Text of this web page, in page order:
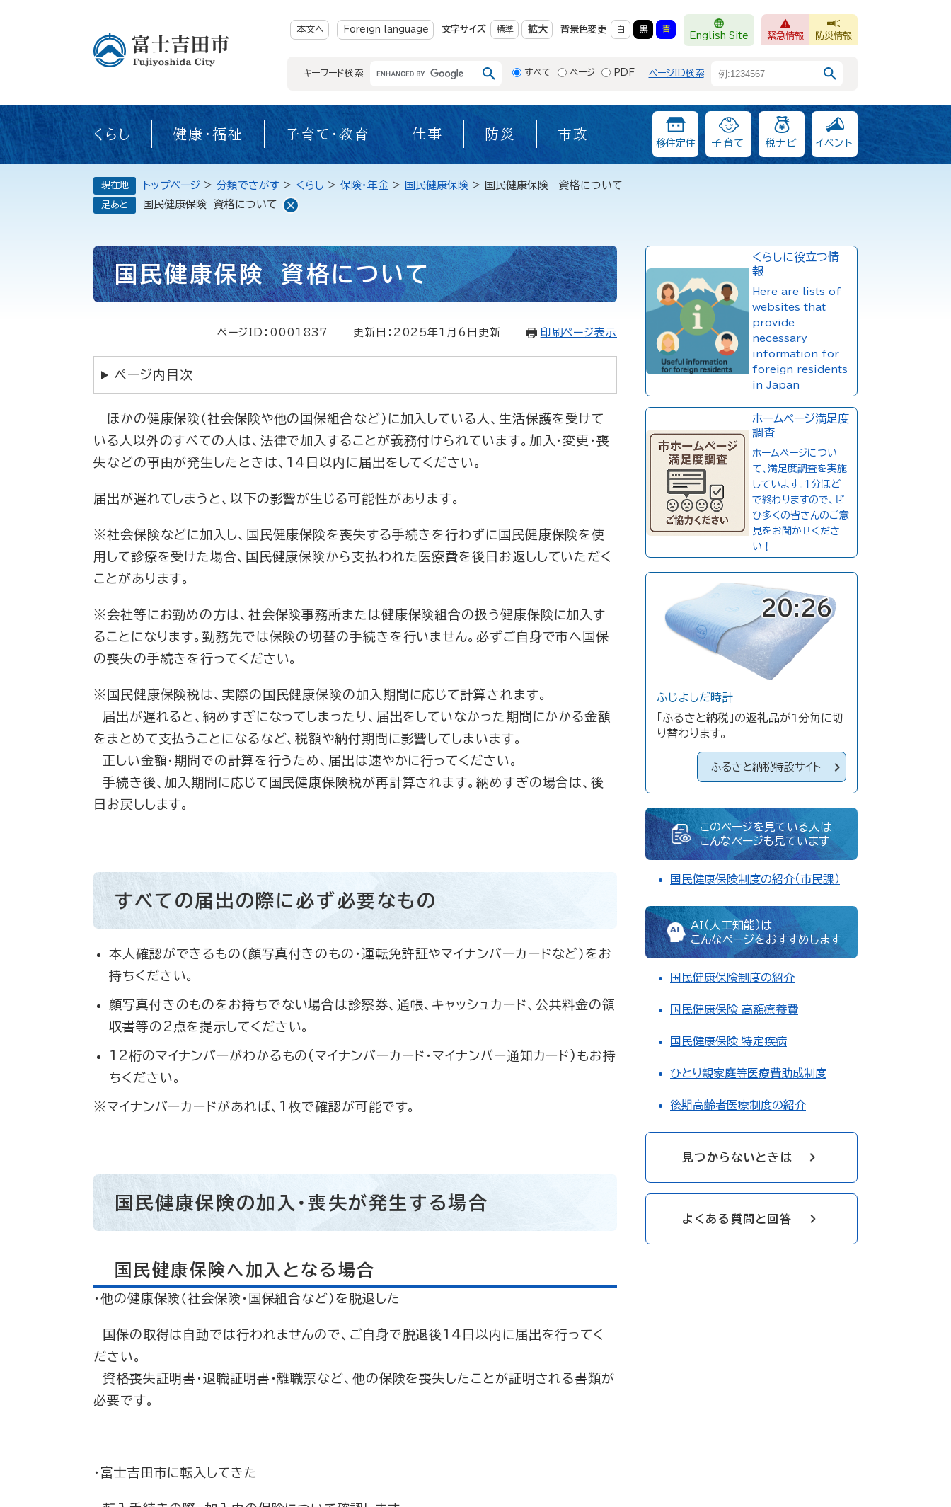
本文へ Foreign language 文字サイズ 標準 拡大 背景色変更 白 黒 青
English Site 緊急情報 防災情報
キーワード検索 すべて ページ PDF ページID検索
くらし 健康・福祉 子育て・教育 仕事 防災 市政
移住定住 子育て 税ナビ イベント
現在地 トップページ > 分類でさがす > くらし > 保険・年金 > 国民健康保険 > 国民健康保険 資格について
足あと 国民健康保険 資格について
本
文
国民健康保険 資格について
ページID：0001837 更新日：2025年1月6日更新 印刷ページ表示
ページ内目次
ほかの健康保険（社会保険や他の国保組合など）に加入している人、生活保護を受けて
いる人以外のすべての人は、法律で加入することが義務付けられています。加入・変更・喪
失などの事由が発生したときは、14日以内に届出をしてください。
届出が遅れてしまうと、以下の影響が生じる可能性があります。
※社会保険などに加入し、国民健康保険を喪失する手続きを行わずに国民健康保険を使
用して診療を受けた場合、国民健康保険から支払われた医療費を後日お返ししていただく
ことがあります。
※会社等にお勤めの方は、社会保険事務所または健康保険組合の扱う健康保険に加入す
ることになります。勤務先では保険の切替の手続きを行いません。必ずご自身で市へ国保
の喪失の手続きを行ってください。
※国民健康保険税は、実際の国民健康保険の加入期間に応じて計算されます。
届出が遅れると、納めすぎになってしまったり、届出をしていなかった期間にかかる金額
をまとめて支払うことになるなど、税額や納付期間に影響してしまいます。
正しい金額・期間での計算を行うため、届出は速やかに行ってください。
手続き後、加入期間に応じて国民健康保険税が再計算されます。納めすぎの場合は、後
日お戻しします。
すべての届出の際に必ず必要なもの
本人確認ができるもの（顔写真付きのもの・運転免許証やマイナンバーカードなど）をお
持ちください。
顔写真付きのものをお持ちでない場合は診察券、通帳、キャッシュカード、公共料金の領
収書等の2点を提示してください。
12桁のマイナンバーがわかるもの(マイナンバーカード・マイナンバー通知カード)もお持
ちください。
※マイナンバーカードがあれば、1枚で確認が可能です。
国民健康保険の加入・喪失が発生する場合
国民健康保険へ加入となる場合
・他の健康保険（社会保険・国保組合など）を脱退した
国保の取得は自動では行われませんので、ご自身で脱退後14日以内に届出を行ってく
ださい。
資格喪失証明書・退職証明書・離職票など、他の保険を喪失したことが証明される書類が
必要です。
・富士吉田市に転入してきた
くらしに役立つ情
報
Here are lists of
websites that
provide
necessary
information for
foreign residents
in Japan
ホームページ満足度
調査
ホームページについ
て、満足度調査を実施
しています。１分ほど
で終わりますので、ぜ
ひ多くの皆さんのご意
見をお聞かせくださ
い！
20:26
ふじよしだ時計
「ふるさと納税」の返礼品が1分毎に切
り替わります。
ふるさと納税特設サイト
このページを見ている人は
こんなページも見ています
国民健康保険制度の紹介（市民課）
AI（人工知能）は
こんなページをおすすめします
国民健康保険制度の紹介
国民健康保険 高額療養費
国民健康保険 特定疾病
ひとり親家庭等医療費助成制度
後期高齢者医療制度の紹介
見つからないときは
よくある質問と回答